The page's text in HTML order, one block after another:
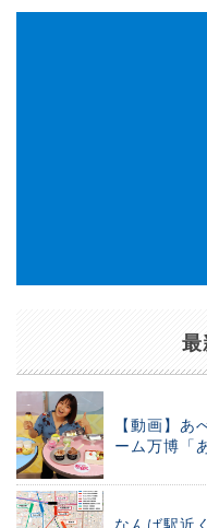
【動画】あ
ーム万博「
なんば駅近